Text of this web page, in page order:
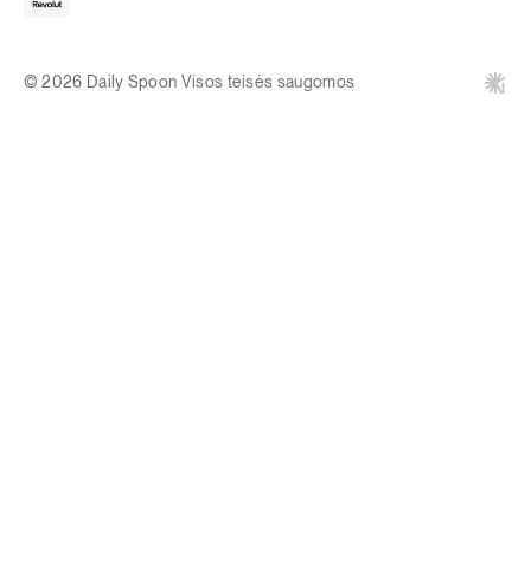
© 2026 Daily Spoon Visos teisės saugomos